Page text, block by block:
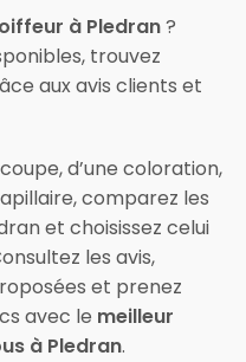
à Pledran?
trouvez
aux avis clients et
d’une coloration,
comparez les
et choisissez celui
les avis,
et prenez
avec le meilleur
à Pledran.